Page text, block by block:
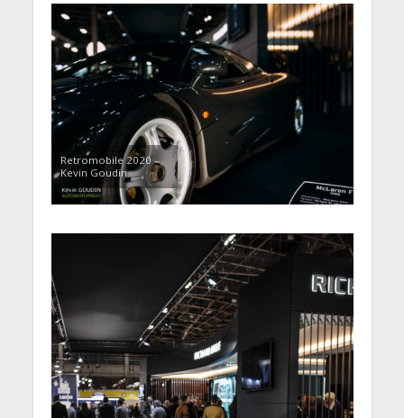
Retromobile 2020 –
Kevin Goudin